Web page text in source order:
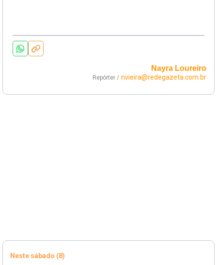
Nayra Loureiro
Repórter / nvieira@redegazeta.com.br
Neste sábado (8)